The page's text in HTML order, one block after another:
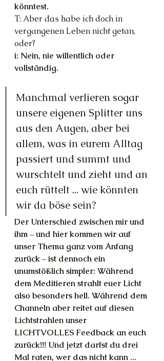
könntest.
T: Aber das habe ich doch in
vergangenen Leben nicht getan,
oder?
i: Nein, nie willentlich oder
vollständig.
Manchmal verlieren sogar
unsere eigenen Splitter uns
aus den Augen, aber bei
allem, was in eurem Alltag
passiert und summt und
wurschtelt und zieht und an
euch rüttelt ... wie könnten
wir da böse sein?
Der Unterschied zwischen mir und
ihm – und hier kommen wir auf
unser Thema ganz vom Anfang
zurück – ist dennoch ein
unumstößlich simpler: Während
dem Meditieren strahlt euer Licht
also besonders hell. Während dem
Channeln aber reitet auf diesen
Lichtstrahlen unser
LICHTVOLLES Feedback an euch
zurück!!! Und jetzt darfst du drei
Mal raten, wer das nicht kann ...